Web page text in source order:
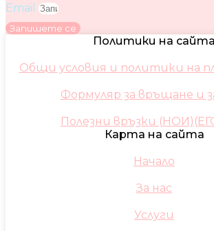
Email
Запишете се
Политики на сайта
Общи условия и политики на
Формуляр за връщане и
Полезни връзки
Карта на сайта
Начало
За нас
Услуги